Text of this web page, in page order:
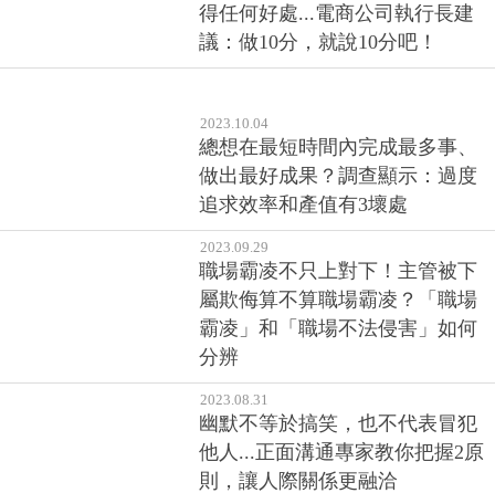
得任何好處...電商公司執行長建
議：做10分，就說10分吧！
2023.10.04
總想在最短時間內完成最多事、
做出最好成果？調查顯示：過度
追求效率和產值有3壞處
2023.09.29
職場霸凌不只上對下！主管被下
屬欺侮算不算職場霸凌？「職場
霸凌」和「職場不法侵害」如何
分辨
2023.08.31
幽默不等於搞笑，也不代表冒犯
他人...正面溝通專家教你把握2原
則，讓人際關係更融洽